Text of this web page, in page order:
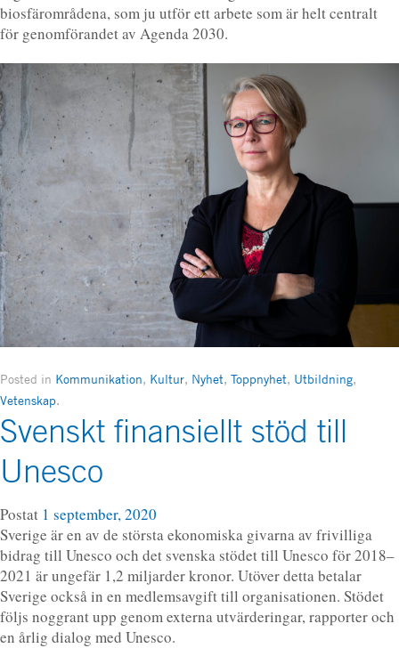
biosfärområdena, som ju utför ett arbete som är helt centralt
för genomförandet av Agenda 2030.
Posted in Kommunikation, Kultur, Nyhet, Toppnyhet, Utbildning,
Vetenskap.
Svenskt finansiellt stöd till
Unesco
Postat 1 september, 2020
Sverige är en av de största ekonomiska givarna av frivilliga
bidrag till Unesco och det svenska stödet till Unesco för 2018–
2021 är ungefär 1,2 miljarder kronor. Utöver detta betalar
Sverige också in en medlemsavgift till organisationen. Stödet
följs noggrant upp genom externa utvärderingar, rapporter och
en årlig dialog med Unesco.